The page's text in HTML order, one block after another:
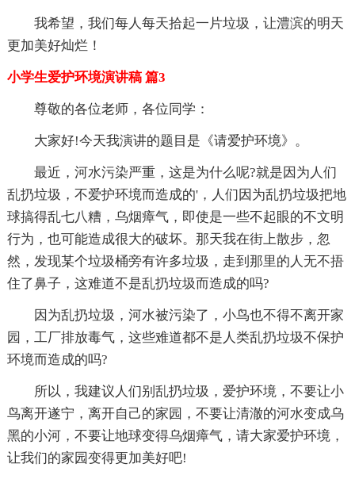
我希望，我们每人每天拾起一片垃圾，让澧滨的明天
更加美好灿烂！
小学生爱护环境演讲稿 篇3
尊敬的各位老师，各位同学：
大家好!今天我演讲的题目是《请爱护环境》。
最近，河水污染严重，这是为什么呢?就是因为人们
乱扔垃圾，不爱护环境而造成的'，人们因为乱扔垃圾把地
球搞得乱七八糟，乌烟瘴气，即使是一些不起眼的不文明
行为，也可能造成很大的破坏。那天我在街上散步，忽
然，发现某个垃圾桶旁有许多垃圾，走到那里的人无不捂
住了鼻子，这难道不是乱扔垃圾而造成的吗?
因为乱扔垃圾，河水被污染了，小鸟也不得不离开家
园，工厂排放毒气，这些难道都不是人类乱扔垃圾不保护
环境而造成的吗?
所以，我建议人们别乱扔垃圾，爱护环境，不要让小
鸟离开遂宁，离开自己的家园，不要让清澈的河水变成乌
黑的小河，不要让地球变得乌烟瘴气，请大家爱护环境，
让我们的家园变得更加美好吧!